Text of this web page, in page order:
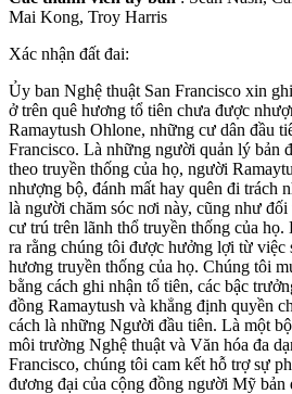
Mai Kong, Troy Harris
Xác nhận đất đai:
Ủy ban Nghệ thuật San Francisco xin
ở trên quê hương tổ tiên chưa được
Ramaytush Ohlone, những cư dân đầu
Francisco. Là những người quản lý bản
theo truyền thống của họ, người
nhượng bộ, đánh mất hay quên đi trách
là người chăm sóc nơi này, cũng như
cư trú trên lãnh thổ truyền thống của họ.
ra rằng chúng tôi được hưởng lợi từ việc
hương truyền thống của họ. Chúng tôi
bằng cách ghi nhận tổ tiên, các bậc
đồng Ramaytush và khẳng định quyền
cách là những Người đầu tiên. Là một
môi trường Nghệ thuật và Văn hóa đa
Francisco, chúng tôi cam kết hỗ trợ sự
đương đại của cộng đồng người Mỹ bản